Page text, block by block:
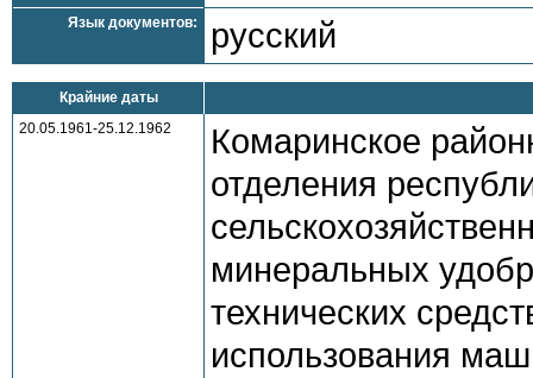
Язык документов: русский
Крайние даты
20.05.1961-25.12.1962
Комаринское
отделения
минеральных
технических
использования